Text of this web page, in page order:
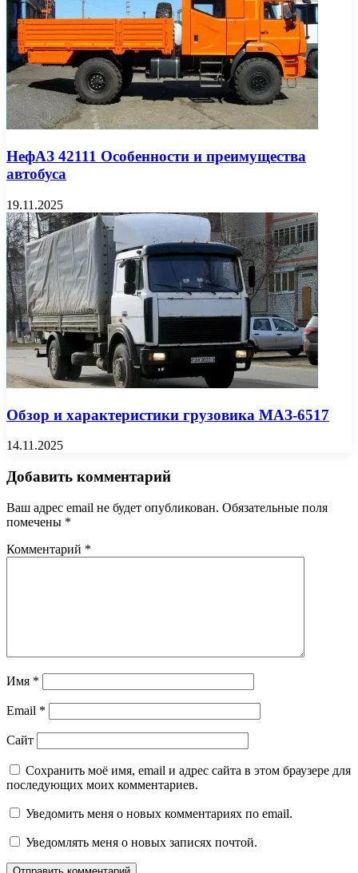
НефАЗ 42111 Особенности и преимущества
автобуса
19.11.2025
Обзор и характеристики грузовика МАЗ-6517
14.11.2025
Добавить комментарий
Ваш адрес email не будет опубликован. Обязательные поля
помечены *
Комментарий *
Имя *
Email *
Сайт
Сохранить моё имя, email и адрес сайта в этом браузере для
последующих моих комментариев.
Уведомить меня о новых комментариях по email.
Уведомлять меня о новых записях почтой.